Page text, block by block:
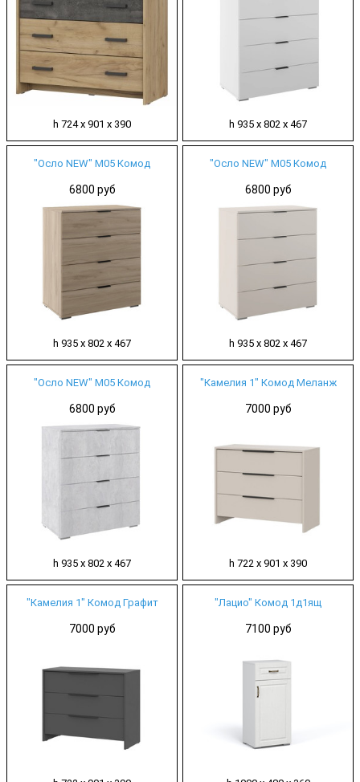
h 724 х 901 х 390 h 935 х 802 х 467
"Осло NEW" М05 Комод
6800 руб
h 935 х 802 х 467
"Осло NEW" М05 Комод
6800 руб
h 935 х 802 х 467
"Осло NEW" М05 Комод
6800 руб
h 935 х 802 х 467
"Камелия 1" Комод Меланж
7000 руб
h 722 х 901 х 390
"Камелия 1" Комод Графит
7000 руб
"Лацио" Комод 1д1ящ
7100 руб